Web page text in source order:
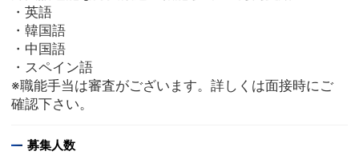
・英語
・韓国語
・中国語
・スペイン語
※職能手当は審査がございます。詳しくは面接時にご
確認下さい。
募集人数